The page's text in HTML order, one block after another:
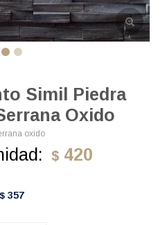
Simil Piedra
Oxido
oxido
$ 420
$ 357